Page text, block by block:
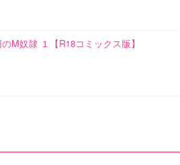
M奴隷 １【R18コミックス版】